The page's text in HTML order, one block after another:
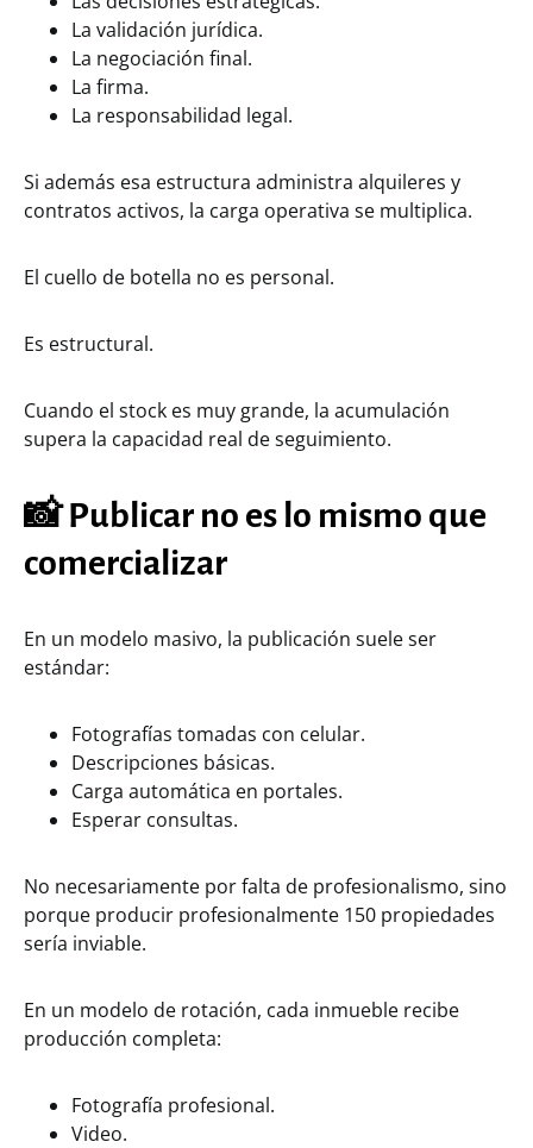
La validación jurídica.
La negociación final.
La firma.
La responsabilidad legal.
Si además esa estructura administra alquileres y
contratos activos, la carga operativa se multiplica.
El cuello de botella no es personal.
Es estructural.
Cuando el stock es muy grande, la acumulación
supera la capacidad real de seguimiento.
📸 Publicar no es lo mismo que
comercializar
En un modelo masivo, la publicación suele ser
estándar:
Fotografías tomadas con celular.
Descripciones básicas.
Carga automática en portales.
Esperar consultas.
No necesariamente por falta de profesionalismo, sino
porque producir profesionalmente 150 propiedades
sería inviable.
En un modelo de rotación, cada inmueble recibe
producción completa:
Fotografía profesional.
Video.